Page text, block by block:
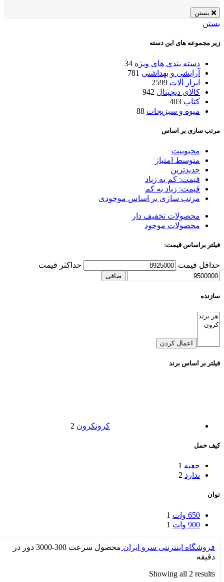
بستن
بستن
زیر مجموعه های این دسته
دسته بندی های ویژه 34
آرایشی و بهداشتی 781
ابزار آلات 2599
کالای دیجیتال 942
کتاب 403
میوه و سبزیجات 88
مرتب سازی بر اساس
محبوبیت
متوسط امتیاز
جدیدترین
قیمت: کم به زیاد
قیمت: زیاد به کم
مرتب سازی بر اساس موجودی
محصولات تخفیف دار
محصولات موجود
فیلتر براساس قیمت:
حداقل قیمت حداكثر قيمت
صافی
سازنده
اعمال کردن
فیلتر بر اساس برند
کرونکرون 2
کیف حمل
جعبه 1
ندارد 2
توان
650 وات
1
900 وات
1
فروشگاه اینترنتی سرو ایران محصول سرعت
300-3000 دور در
دقیقه
Showing all 2 results